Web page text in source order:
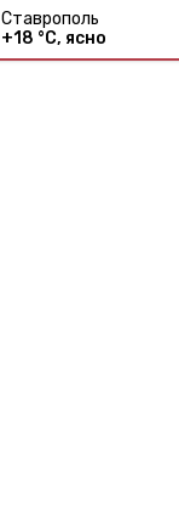
Ставрополь
+18 °С, ясно